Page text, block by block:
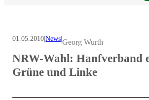
01.05.2010|News|Georg Wurth
NRW-Wahl: Hanfverband
Grüne und Linke